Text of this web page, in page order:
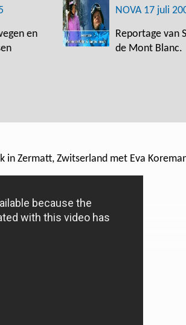
en
NOVA 17 juli
Reportage van
de Mont Blanc.
in Zermatt, Zwitserland met Eva